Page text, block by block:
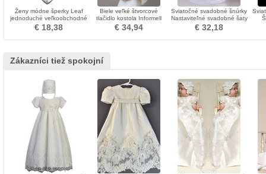
Ženy módne šperky Leaf
jednoduché veľkoobchodné
náhrdelník
€ 18,38
Biele veľké štvorcové
tlačidlo kostola Informell
hrúbka svadobné šál
€ 34,94
Sviatočné svadobné šnúrky
Nastaviteľné svadobné šaty
Dva okraje Polyester taft
€ 32,18
Zákazníci tiež spokojní